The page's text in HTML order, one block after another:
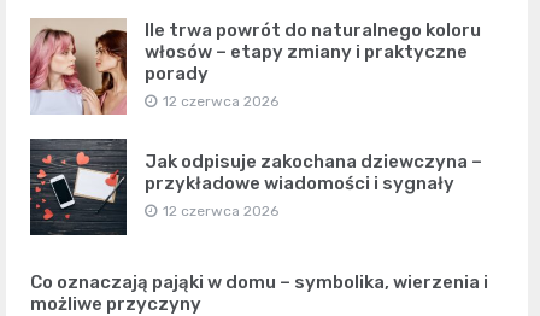
Ile trwa powrót do naturalnego koloru
włosów – etapy zmiany i praktyczne
porady
12 czerwca 2026
Jak odpisuje zakochana dziewczyna –
przykładowe wiadomości i sygnały
12 czerwca 2026
Co oznaczają pająki w domu – symbolika, wierzenia i
możliwe przyczyny